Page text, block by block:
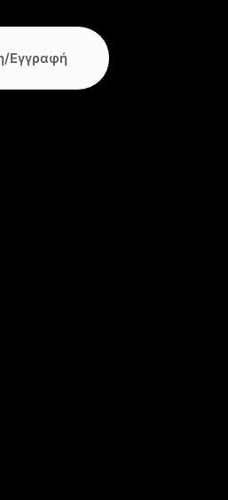
Εγγραφή